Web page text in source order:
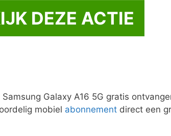
DEZE ACTIE
Galaxy A16 5G gratis
mobiel abonnement direct een